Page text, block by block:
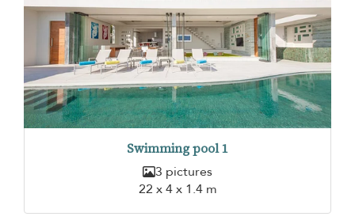
Swimming pool 1
3 pictures
22 x 4 x 1.4 m